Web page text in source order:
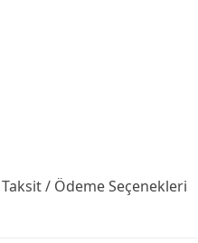
Taksit / Ödeme Seçenekleri